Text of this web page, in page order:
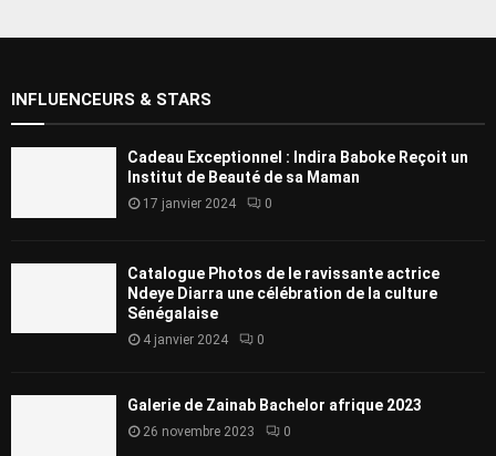
INFLUENCEURS & STARS
Cadeau Exceptionnel : Indira Baboke Reçoit un
Institut de Beauté de sa Maman
17 janvier 2024 0
Catalogue Photos de le ravissante actrice
Ndeye Diarra une célébration de la culture
Sénégalaise
4 janvier 2024 0
Galerie de Zainab Bachelor afrique 2023
26 novembre 2023 0